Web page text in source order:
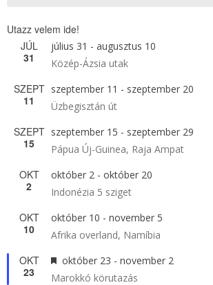
Utazz velem ide!
JÚL
31
július 31 - augusztus 10
Közép-Ázsia utak
SZEPT
11
szeptember 11 - szeptember 20
Üzbegisztán út
SZEPT
15
szeptember 15 - szeptember 29
Pápua Új-Guinea, Raja Ampat
OKT
2
október 2 - október 20
Indonézia 5 sziget
OKT
10
október 10 - november 5
Afrika overland, Namíbia
OKT
23
Kiemelt
október 23 - november 2
Marokkó körutazás